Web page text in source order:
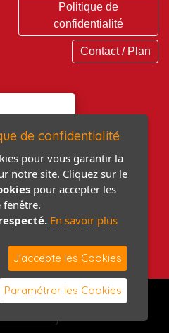
50310
Politique de
confidentialité
Contact / Plan
de confidentialité
pour vous garantir la
notre site. Cliquez sur le
pour accepter les
fenêtre.
En savoir plus
J'accepte les Cookies
Paramétrer les Cookies